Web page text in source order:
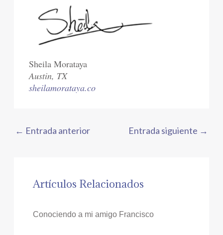
Sheila Morataya
Austin, TX
sheilamorataya.co
← Entrada anterior Entrada siguiente →
Artículos Relacionados
Conociendo a mi amigo Francisco